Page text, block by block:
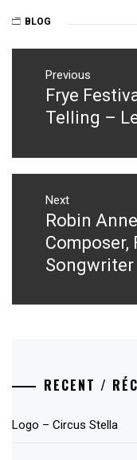
BLOG
Post
navigation
Previous
Previous
post:
Frye
Telling –
Next
Next
post:
Robin
Composer,
Songwriter
RECENT /
Logo – Circus Stella